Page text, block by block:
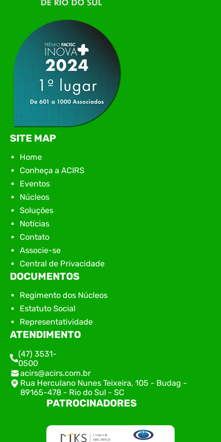
apresentação de novas iniciativas para o setor. O
encontro aconteceu em Rio…
SITE MAP
Home
Conheça a ACIRS
Eventos
Núcleos
Soluções
Notícias
Contato
Associe-se
Central de Privacidade
DOCUMENTOS
Regimento dos Núcleos
Estatuto Social
Representatividade
ATENDIMENTO
(47) 3531-
0500
acirs@acirs.com.br
Rua Herculano Nunes Teixeira, 105 - Budag -
89165-478 - Rio do Sul - SC
PATROCINADORES